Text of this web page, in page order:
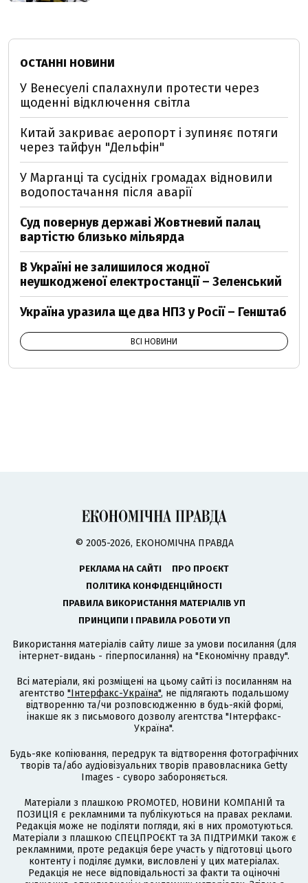
ОСТАННІ НОВИНИ
У Венесуелі спалахнули протести через
щоденні відключення світла
Китай закриває аеропорт і зупиняє потяги
через тайфун "Дельфін"
У Марганці та сусідніх громадах відновили
водопостачання після аварії
Суд повернув державі Жовтневий палац
вартістю близько мільярда
В Україні не залишилося жодної
неушкодженої електростанції – Зеленський
Україна уразила ще два НПЗ у Росії – Генштаб
ВСІ НОВИНИ
© 2005-2026, ЕКОНОМІЧНА ПРАВДА
РЕКЛАМА НА САЙТІ
ПРО ПРОЄКТ
ПОЛІТИКА КОНФІДЕНЦІЙНОСТІ
ПРАВИЛА ВИКОРИСТАННЯ МАТЕРІАЛІВ УП
ПРИНЦИПИ І ПРАВИЛА РОБОТИ УП
Використання матеріалів сайту лише за умови посилання (для
інтернет-видань - гіперпосилання) на "Економічну правду".
Всі матеріали, які розміщені на цьому сайті із посиланням на
агентство "Інтерфакс-Україна", не підлягають подальшому
відтворенню та/чи розповсюдженню в будь-якій формі,
інакше як з письмового дозволу агентства "Інтерфакс-
Україна".
Будь-яке копіювання, передрук та відтворення фотографічних
творів та/або аудіовізуальних творів правовласника Getty
Images - суворо забороняється.
Матеріали з плашкою PROMOTED, НОВИНИ КОМПАНІЙ та
ПОЗИЦІЯ є рекламними та публікуються на правах реклами.
Редакція може не поділяти погляди, які в них промотуються.
Матеріали з плашкою СПЕЦПРОЄКТ та ЗА ПІДТРИМКИ також є
рекламними, проте редакція бере участь у підготовці цього
контенту і поділяє думки, висловлені у цих матеріалах.
Редакція не несе відповідальності за факти та оціночні